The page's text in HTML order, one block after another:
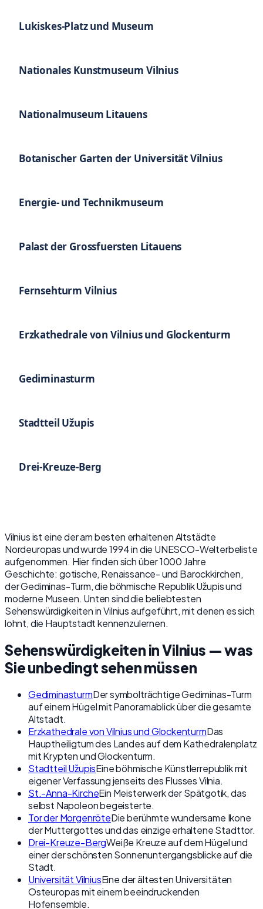
Lukiskes-Platz und Museum
Nationales Kunstmuseum Vilnius
Nationalmuseum Litauens
Botanischer Garten der Universität Vilnius
Energie- und Technikmuseum
Palast der Grossfuersten Litauens
Fernsehturm Vilnius
Erzkathedrale von Vilnius und Glockenturm
Gediminasturm
Stadtteil Užupis
Drei-Kreuze-Berg
Vilnius ist eine der am besten erhaltenen Altstädte
Nordeuropas und wurde 1994 in die UNESCO-Welterbeliste
aufgenommen. Hier finden sich über 1000 Jahre
Geschichte: gotische, Renaissance- und Barockkirchen,
der Gediminas-Turm, die böhmische Republik Užupis und
moderne Museen. Unten sind die beliebtesten
Sehenswürdigkeiten in Vilnius aufgeführt, mit denen es sich
lohnt, die Hauptstadt kennenzulernen.
Sehenswürdigkeiten in Vilnius — was
Sie unbedingt sehen müssen
GediminasturmDer symbolträchtige Gediminas-Turm
auf einem Hügel mit Panoramablick über die gesamte
Altstadt.
Erzkathedrale von Vilnius und GlockenturmDas
Hauptheiligtum des Landes auf dem Kathedralenplatz
mit Krypten und Glockenturm.
Stadtteil UžupisEine böhmische Künstlerrepublik mit
eigener Verfassung jenseits des Flusses Vilnia.
St.-Anna-KircheEin Meisterwerk der Spätgotik, das
selbst Napoleon begeisterte.
Tor der MorgenröteDie berühmte wundersame Ikone
der Muttergottes und das einzige erhaltene Stadttor.
Drei-Kreuze-BergWeiße Kreuze auf dem Hügel und
einer der schönsten Sonnenuntergangsblicke auf die
Stadt.
Universität VilniusEine der ältesten Universitäten
Osteuropas mit einem beeindruckenden
Hofensemble.